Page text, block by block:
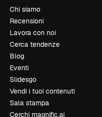
Chi siamo
Recensioni
Lavora con noi
Cerca tendenze
Blog
Eventi
Slidesgo
Vendi i tuoi contenuti
Sala stampa
Cerchi magnific.ai